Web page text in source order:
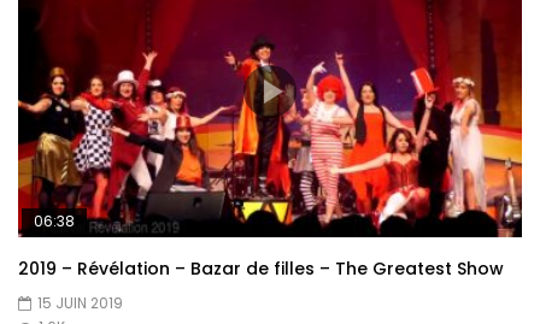
06:38
2019 – Révélation – Bazar de filles – The Greatest Show
15 JUIN 2019